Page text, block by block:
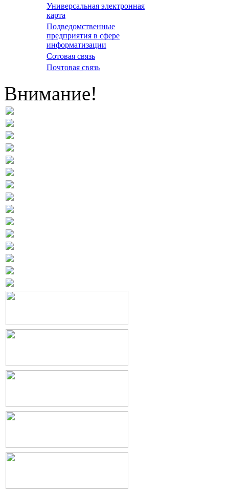
Универсальная электронная
карта
Подведомственные
предприятия в сфере
информатизации
Сотовая связь
Почтовая связь
Внимание!